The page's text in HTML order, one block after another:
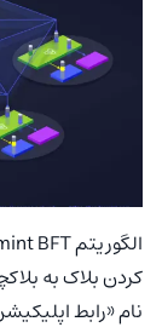
کردن بلاک به
نام «رابط